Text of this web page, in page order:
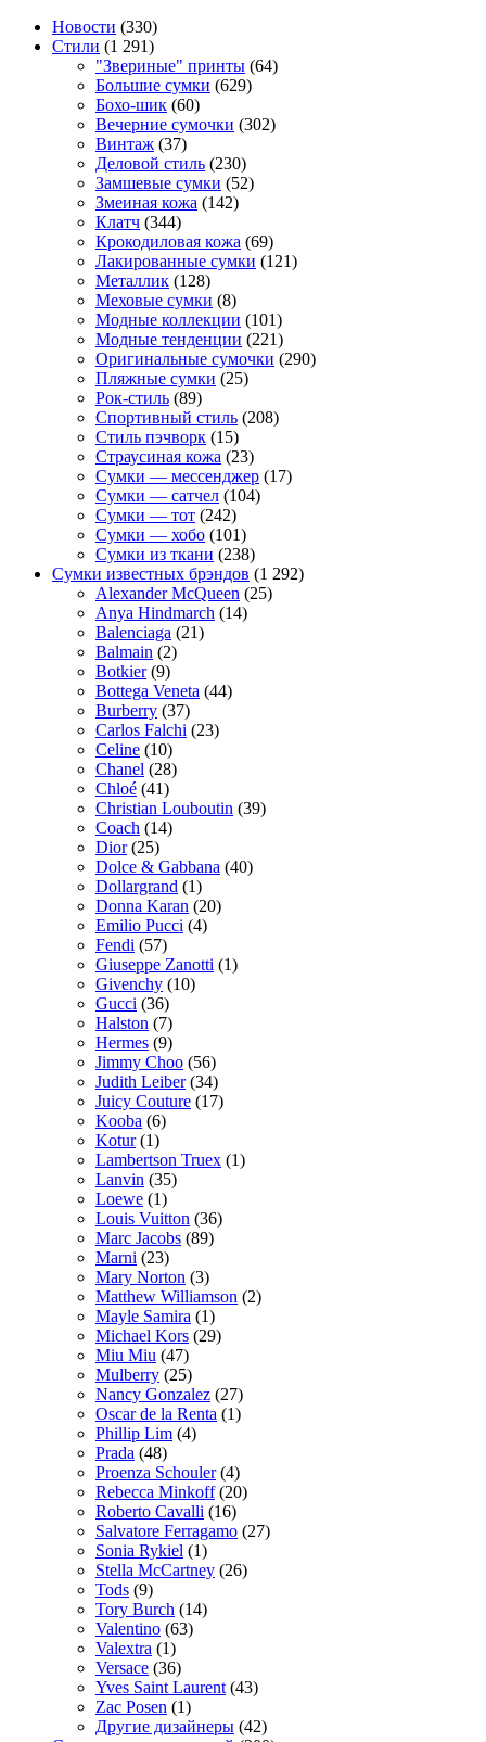
Новости (330)
Стили (1 291)
"Звериные" принты (64)
Большие сумки (629)
Бохо-шик (60)
Вечерние сумочки (302)
Винтаж (37)
Деловой стиль (230)
Замшевые сумки (52)
Змеиная кожа (142)
Клатч (344)
Крокодиловая кожа (69)
Лакированные сумки (121)
Металлик (128)
Меховые сумки (8)
Модные коллекции (101)
Модные тенденции (221)
Оригинальные сумочки (290)
Пляжные сумки (25)
Рок-стиль (89)
Спортивный стиль (208)
Стиль пэчворк (15)
Страусиная кожа (23)
Сумки — мессенджер (17)
Сумки — сатчел (104)
Сумки — тот (242)
Сумки — хобо (101)
Сумки из ткани (238)
Сумки известных брэндов (1 292)
Alexander McQueen (25)
Anya Hindmarch (14)
Balenciaga (21)
Balmain (2)
Botkier(9)
Bottega Veneta (44)
Burberry (37)
Carlos Falchi (23)
Celine (10)
Chanel (28)
Chloé (41)
Christian Louboutin (39)
Coach (14)
Dior(25)
Dolce & Gabbana (40)
Dollargrand (1)
Donna Karan (20)
Emilio Pucci (4)
Fendi (57)
Giuseppe Zanotti (1)
Givenchy (10)
Gucci (36)
Halston (7)
Hermes (9)
Jimmy Choo (56)
Judith Leiber(34)
Juicy Couture (17)
Kooba (6)
Kotur(1)
Lambertson Truex (1)
Lanvin (35)
Loewe (1)
Louis Vuitton (36)
Marc Jacobs (89)
Marni (23)
Mary Norton (3)
Matthew Williamson (2)
Mayle Samira (1)
Michael Kors (29)
Miu Miu (47)
Mulberry (25)
Nancy Gonzalez (27)
Oscar de la Renta (1)
Phillip Lim (4)
Prada (48)
Proenza Schouler(4)
Rebecca Minkoff(20)
Roberto Cavalli (16)
Salvatore Ferragamo (27)
Sonia Rykiel (1)
Stella McCartney (26)
Tods (9)
Tory Burch (14)
Valentino (63)
Valextra (1)
Versace (36)
Yves Saint Laurent (43)
Zac Posen (1)
Другие дизайнеры (42)